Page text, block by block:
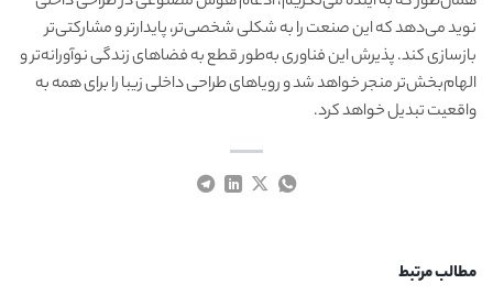
نوید می‌دهد که این صنعت را به شکلی شخصی‌تر، پایدارتر و مشارکتی‌تر
بازسازی کند. پذیرش این فناوری به‌طور قطع به فضاهای زندگی نوآورانه‌تر و
الهام‌بخش‌تر منجر خواهد شد و رویاهای طراحی داخلی زیبا را برای همه به
واقعیت تبدیل خواهد کرد.
مطالب مرتبط